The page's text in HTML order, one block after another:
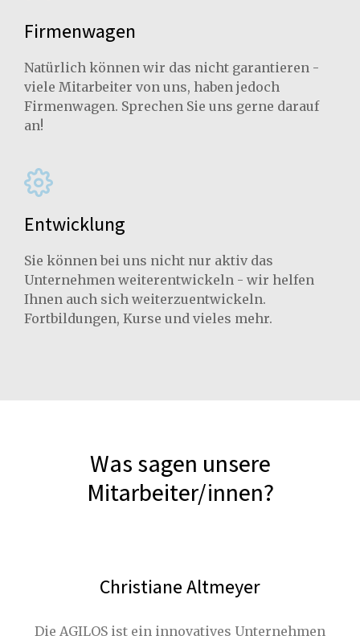
Firmenwagen
Natürlich können wir das nicht garantieren -
viele Mitarbeiter von uns, haben jedoch
Firmenwagen. Sprechen Sie uns gerne darauf
an!
Entwicklung
Sie können bei uns nicht nur aktiv das
Unternehmen weiterentwickeln - wir helfen
Ihnen auch sich weiterzuentwickeln.
Fortbildungen, Kurse und vieles mehr.
Was sagen unsere
Mitarbeiter/innen?
Christiane Altmeyer
Die AGILOS ist ein innovatives Unternehmen